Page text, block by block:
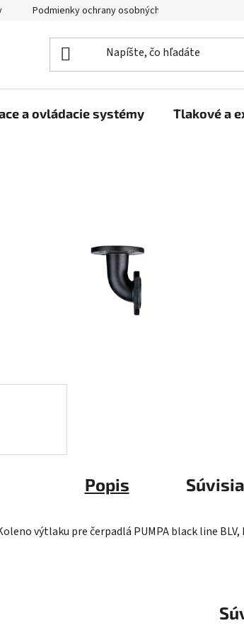
Podmienky ochrany osobných údajov
a ovládacie systémy Tlakové a
Popis
výtlaku pre čerpadlá PUMPA black line BLV,